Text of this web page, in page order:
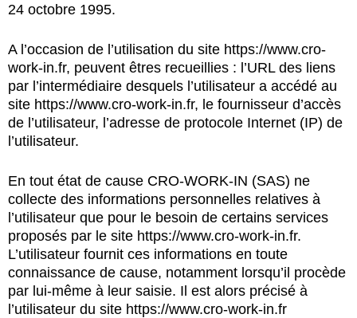
24 octobre 1995.
A l’occasion de l’utilisation du site https://www.cro-
work-in.fr, peuvent êtres recueillies : l’URL des liens
par l’intermédiaire desquels l’utilisateur a accédé au
site https://www.cro-work-in.fr, le fournisseur d’accès
de l’utilisateur, l’adresse de protocole Internet (IP) de
l’utilisateur.
En tout état de cause CRO-WORK-IN (SAS) ne
collecte des informations personnelles relatives à
l’utilisateur que pour le besoin de certains services
proposés par le site https://www.cro-work-in.fr.
L’utilisateur fournit ces informations en toute
connaissance de cause, notamment lorsqu’il procède
par lui-même à leur saisie. Il est alors précisé à
l’utilisateur du site https://www.cro-work-in.fr